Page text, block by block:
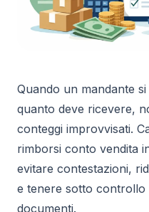
Quando un mandante
quanto deve ricevere,
conteggi improvvisati.
rimborsi conto vendita
evitare contestazioni,
e tenere sotto controllo
documenti.